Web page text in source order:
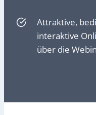
Attraktive,
interaktive
über die